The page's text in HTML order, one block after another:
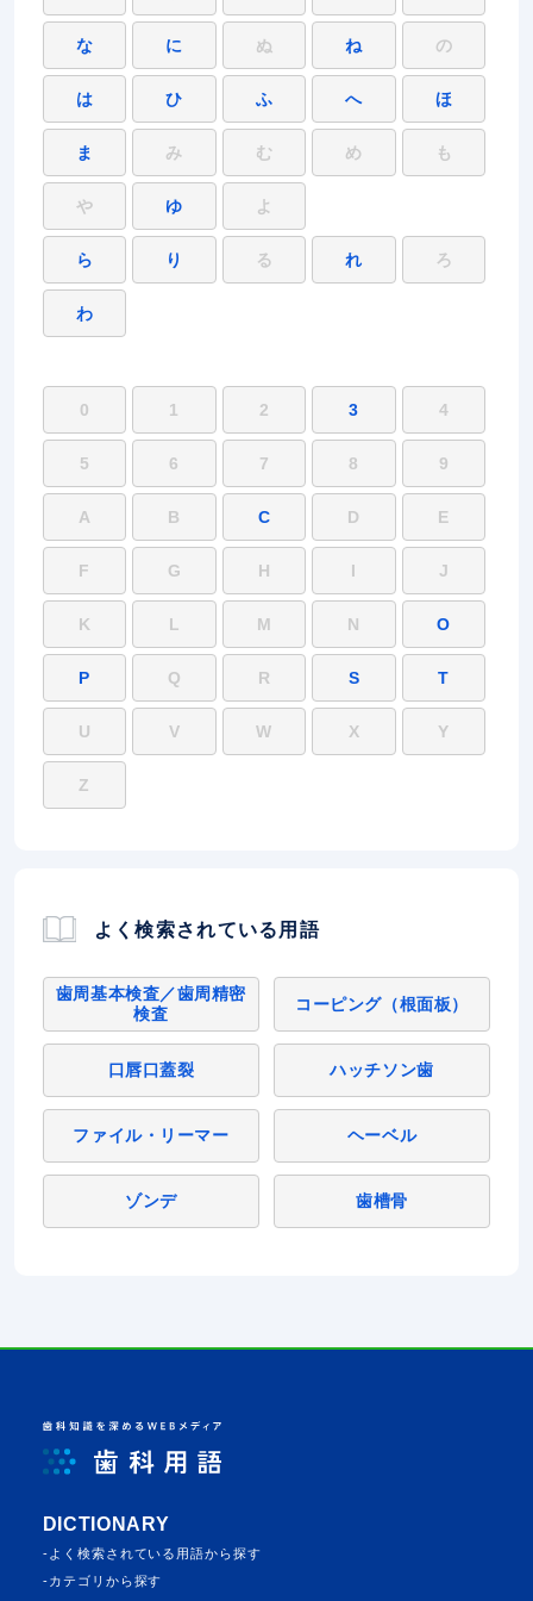
な に ぬ ね の
は ひ ふ へ ほ
ま み む め も
や ゆ よ
ら り る れ ろ
わ
0 1 2 3 4
5 6 7 8 9
A B C D E
F G H I J
K L M N O
P Q R S T
U V W X Y
Z
よく検索されている用語
歯周基本検査／歯周精密
検査
コーピング（根面板）
口唇口蓋裂 ハッチソン歯
ファイル・リーマー ヘーベル
ゾンデ 歯槽骨
DICTIONARY
よく検索されている⽤語から探す
カテゴリから探す